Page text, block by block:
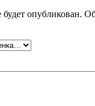
опубликован.